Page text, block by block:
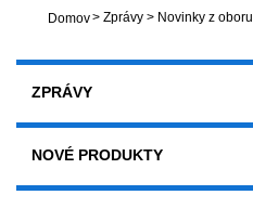
Domov> Zprávy > Novinky z oboru
ZPRÁVY
NOVÉ PRODUKTY